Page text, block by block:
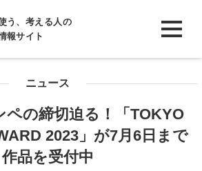
う、考える人の
報サイト
ニュース
ペの締切迫る！「TOKYO
2023」が7月6日まで
作品を受付中